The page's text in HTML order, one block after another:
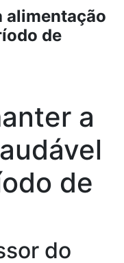
alimentação
de
a
de
do